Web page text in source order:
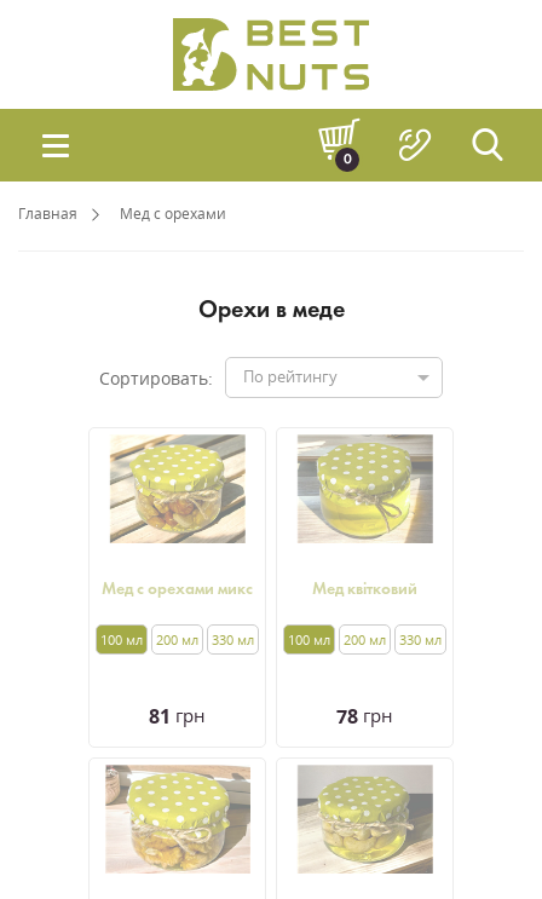
0
Главная Мед с орехами
Орехи в меде
Сортировать: По рейтингу
Мед с орехами микс
100 мл 200 мл 330 мл
81 грн
Мед квітковий
100 мл 200 мл 330 мл
78 грн